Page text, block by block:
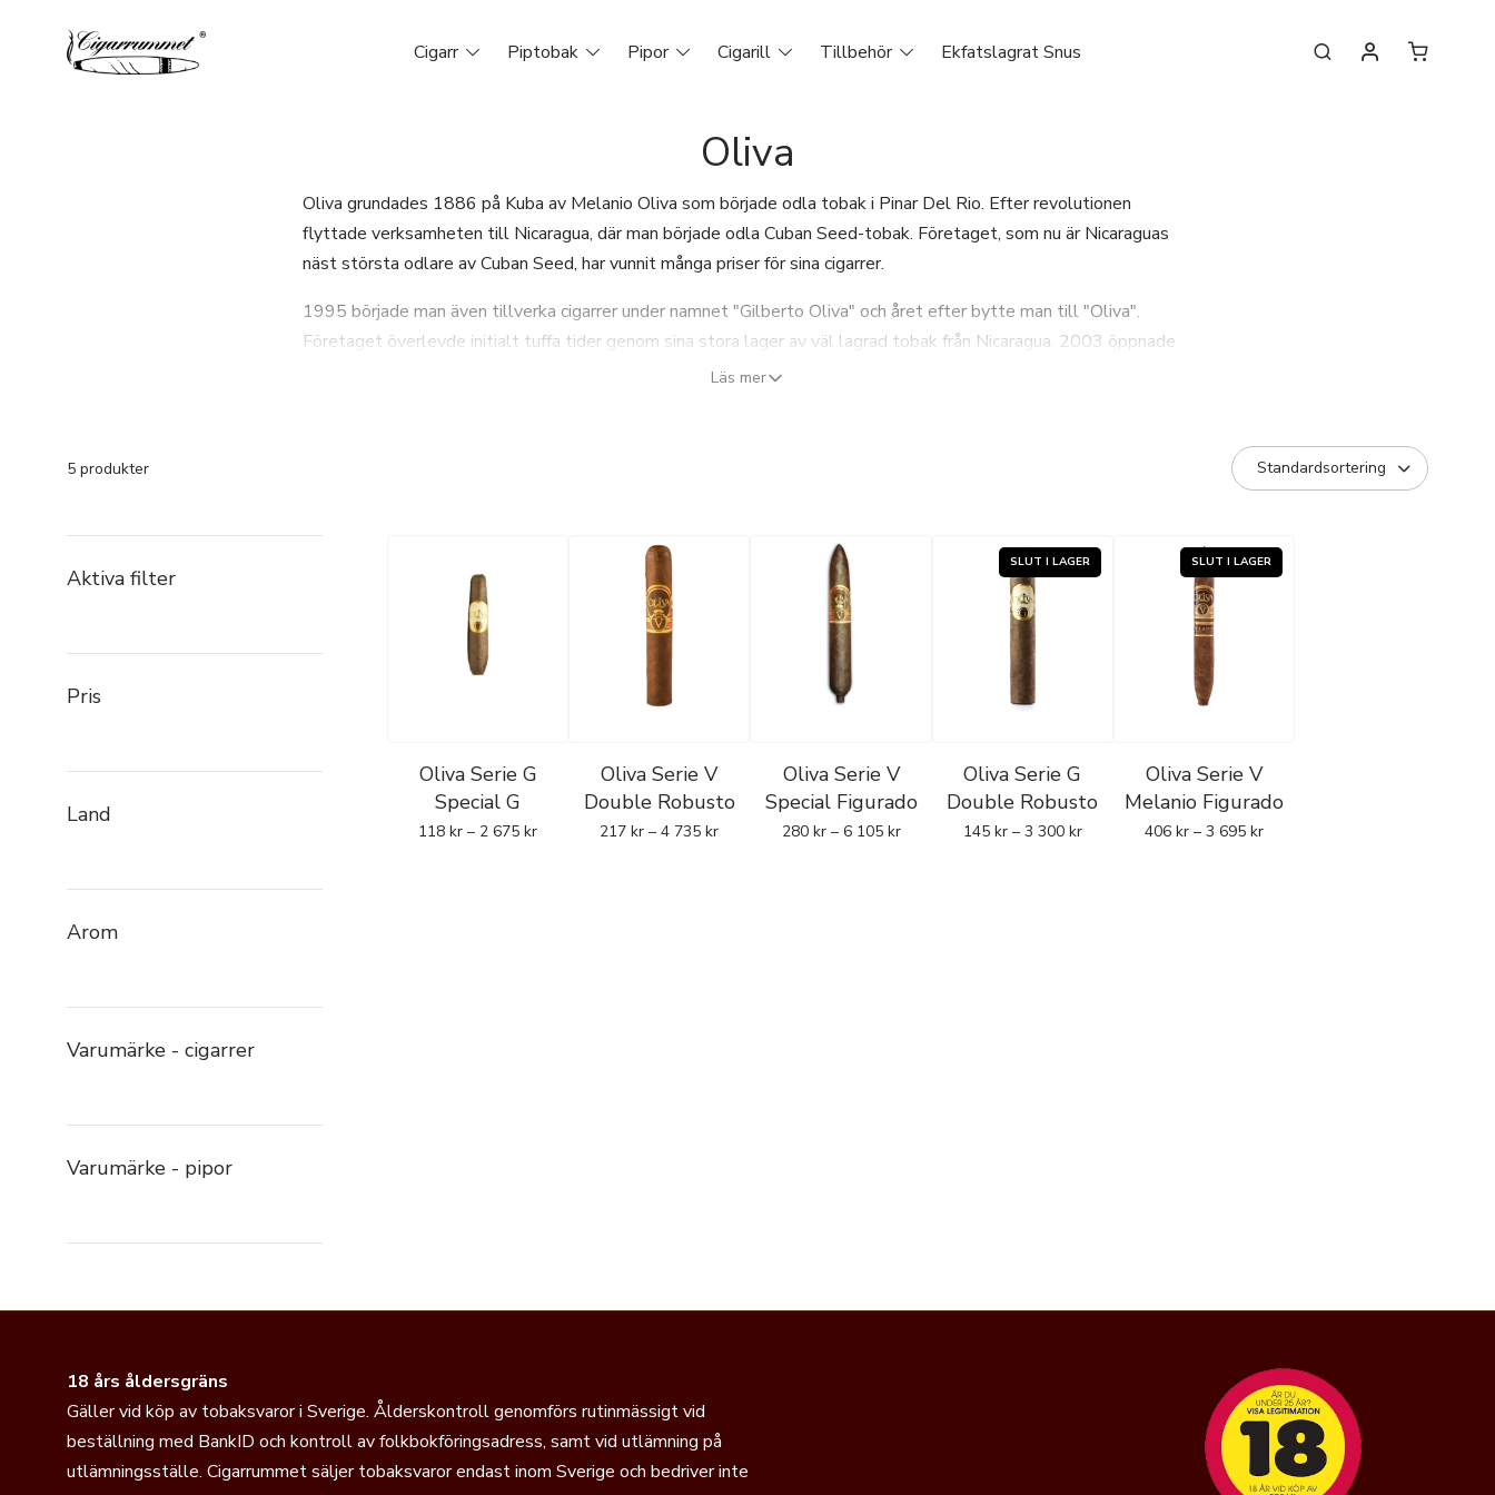
Cigarr Piptobak Pipor Cigarill Tillbehör Ekfatslagrat Snus
Oliva
Oliva grundades 1886 på Kuba av Melanio Oliva som började odla tobak i Pinar Del Rio. Efter revolutionen
flyttade verksamheten till Nicaragua, där man började odla Cuban Seed-tobak. Företaget, som nu är Nicaraguas
näst största odlare av Cuban Seed, har vunnit många priser för sina cigarrer.
1995 började man även tillverka cigarrer under namnet "Gilberto Oliva" och året efter bytte man till "Oliva".
Företaget överlevde initialt tuffa tider genom sina stora lager av väl lagrad tobak från Nicaragua. 2003 öppnade
man en fabrik i Estelí, och 2005 producerade man 6 miljoner cigarrer per år. Produktionen fördubblades och Oliva
Läs mer
5 produkter
Aktiva filter
Pris
Land
Arom
Varumärke - cigarrer
Varumärke - pipor
Oliva Serie G
Special G
118kr – 2 675kr
Oliva Serie V
Double Robusto
217kr – 4 735kr
Oliva Serie V
Special Figurado
280 kr – 6 105 kr
Oliva Serie G
Double Robusto
145 kr – 3 300 kr
Oliva Serie V
Melanio Figurado
406 kr – 3 695 kr
18 års åldersgräns
Gäller vid köp av tobaksvaror i Sverige. Ålderskontroll genomförs rutinmässigt vid
beställning med BankID och kontroll av folkbokföringsadress, samt vid utlämning på
utlämningsställe. Cigarrummet säljer tobaksvaror endast inom Sverige och bedriver inte